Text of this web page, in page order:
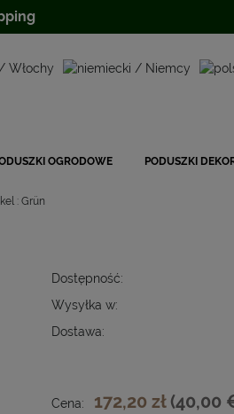
OGRODOWE PODUSZKI
: Grün
Dostępność:
Wysyłka w:
Dostawa:
płatności
Cena: 172,20 zł (40,00